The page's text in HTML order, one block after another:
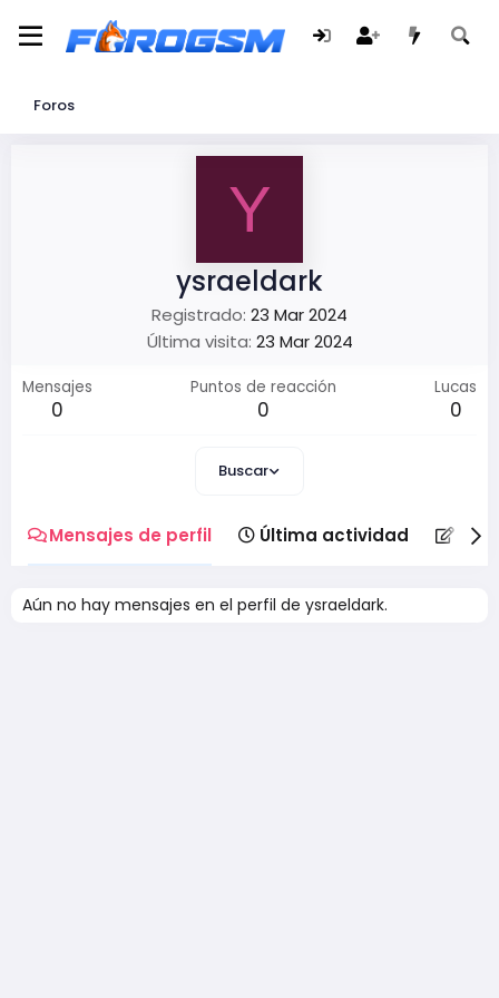
Foros
Y
ysraeldark
Registrado 23 Mar 2024
Última visita 23 Mar 2024
Mensajes
0
Puntos de reacción
0
Lucas
0
Buscar
Mensajes de perfil Última actividad
Aún no hay mensajes en el perfil de ysraeldark.